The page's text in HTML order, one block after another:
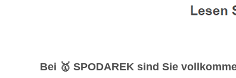
Bei 🥇 SPODAREK sind Sie